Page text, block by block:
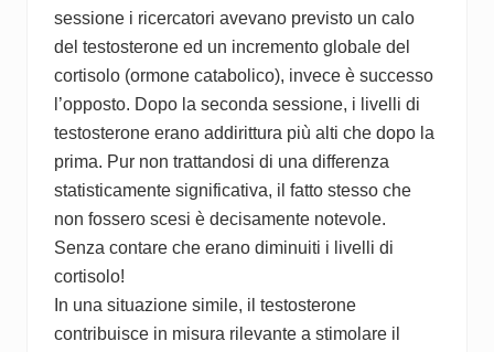
sessione i ricercatori avevano previsto un calo
del testosterone ed un incremento globale del
cortisolo (ormone catabolico), invece è successo
l’opposto. Dopo la seconda sessione, i livelli di
testosterone erano addirittura più alti che dopo la
prima. Pur non trattandosi di una differenza
statisticamente significativa, il fatto stesso che
non fossero scesi è decisamente notevole.
Senza contare che erano diminuiti i livelli di
cortisolo!
In una situazione simile, il testosterone
contribuisce in misura rilevante a stimolare il